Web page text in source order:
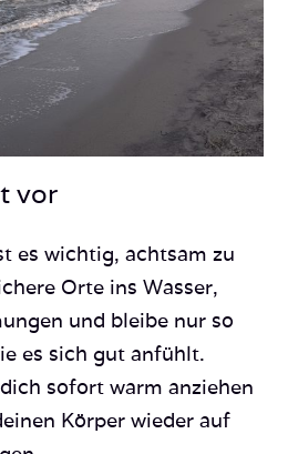
vor
es wichtig, achtsam zu
Orte ins Wasser,
und bleibe nur so
es sich gut anfühlt.
sofort warm anziehen
Körper wieder auf